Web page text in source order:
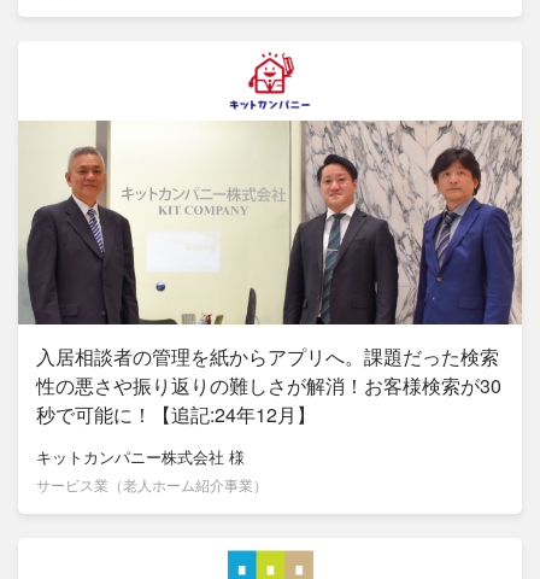
入居相談者の管理を紙からアプリへ。課題だった検索
性の悪さや振り返りの難しさが解消！お客様検索が30
秒で可能に！【追記:24年12月】
キットカンパニー株式会社 様
サービス業（老人ホーム紹介事業）